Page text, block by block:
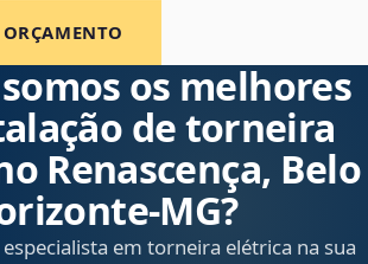
os melhores
de torneira
Renascença, Belo
em torneira elétrica na sua